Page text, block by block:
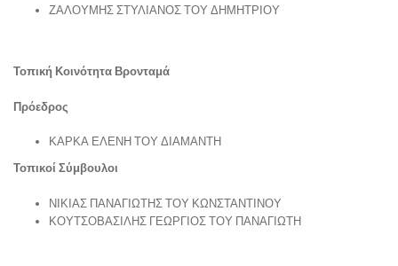
ΖΑΛΟΥΜΗΣ ΣΤΥΛΙΑΝΟΣ ΤΟΥ ΔΗΜΗΤΡΙΟΥ
Τοπική Κοινότητα Βρονταμά
Πρόεδρος
ΚΑΡΚΑ ΕΛΕΝΗ ΤΟΥ ΔΙΑΜΑΝΤΗ
Τοπικοί Σύμβουλοι
ΝΙΚΙΑΣ ΠΑΝΑΓΙΩΤΗΣ ΤΟΥ ΚΩΝΣΤΑΝΤΙΝΟΥ
ΚΟΥΤΣΟΒΑΣΙΛΗΣ ΓΕΩΡΓΙΟΣ ΤΟΥ ΠΑΝΑΓΙΩΤΗ